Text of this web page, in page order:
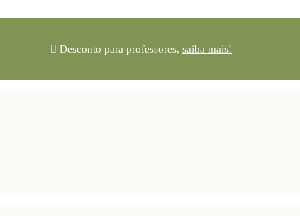
Desconto para professores, saiba mais!